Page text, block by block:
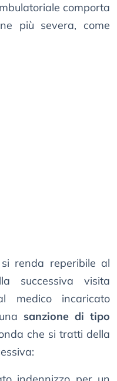
comporta
più severa, come
renda reperibile al
successiva visita
medico incaricato
sanzione di tipo
che si tratti della